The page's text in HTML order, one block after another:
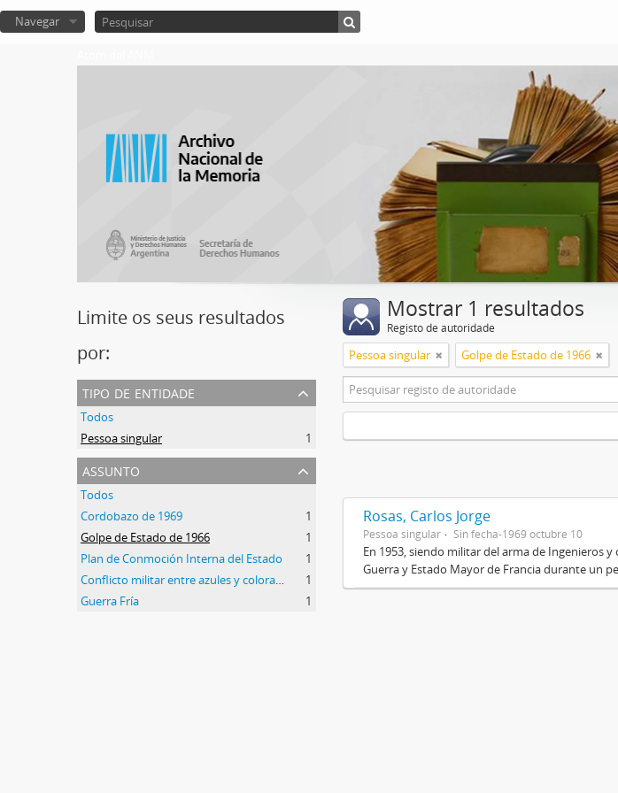
Navegar
Limite os seus resultados
por:
tipo de entidade
Todos
Pessoa singular
1
assunto
Todos
Cordobazo de 1969
1
Golpe de Estado de 1966
1
Plan de Conmoción Interna del Estado
1
1
Guerra Fría
1
Mostrar 1 resultados
Registo de autoridade
Pessoa singular Golpe de Estado de 1966
Rosas, Carlos Jorge
Pessoa singular Sin fecha-1969 octubre 10
En 1953, siendo militar del arma de Ingenieros
Guerra y Estado Mayor de Francia durante un